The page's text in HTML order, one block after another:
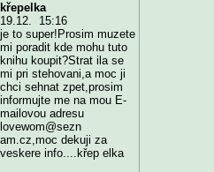
křepelka
19.12. 15:16
je to super!Prosim muzete
mi poradit kde mohu tuto
knihu koupit?Strat ila se
mi pri stehovani,a moc ji
chci sehnat zpet,prosim
informujte me na mou E-
mailovou adresu
lovewom@sezn
am.cz,moc dekuji za
veskere info....křep elka